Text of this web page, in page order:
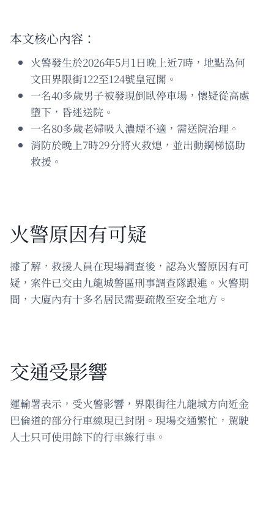
本文核心內容：
火警發生於2026年5月1日晚上近7時，地點為何
文田界限街122至124號皇冠閣。
一名40多歲男子被發現倒臥停車場，懷疑從高處
墮下，昏迷送院。
一名80多歲老婦吸入濃煙不適，需送院治理。
消防於晚上7時29分將火救熄，並出動鋼梯協助
救援。
火警原因有可疑
據了解，救援人員在現場調查後，認為火警原因有可
疑，案件已交由九龍城警區刑事調查隊跟進。火警期
間，大廈內有十多名居民需要疏散至安全地方。
交通受影響
運輸署表示，受火警影響，界限街往九龍城方向近金
巴倫道的部分行車線現已封閉。現場交通繁忙，駕駛
人士只可使用餘下的行車線行車。